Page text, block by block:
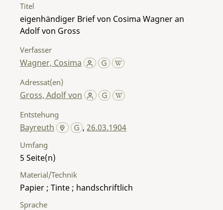
Titel
eigenhändiger Brief von Cosima Wagner an
Adolf von Gross
Verfasser
Wagner, Cosima
Adressat(en)
Gross, Adolf von
Entstehung
Bayreuth ,26.03.1904
Umfang
5
Material/Technik
Papier ; Tinte ; handschriftlich
Sprache